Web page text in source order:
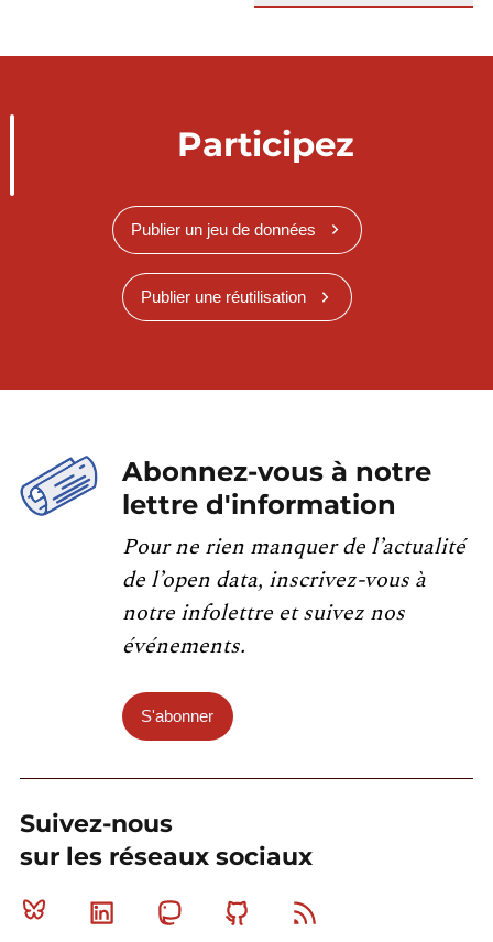
Participez
Publier un jeu de données
Publier une réutilisation
Abonnez-vous à notre
lettre d'information
Pour ne rien manquer de l’actualité
de l’open data, inscrivez-vous à
notre infolettre et suivez nos
événements.
S'abonner
Suivez-nous
sur les réseaux sociaux
Bluesky Linkedin MastodonGithub